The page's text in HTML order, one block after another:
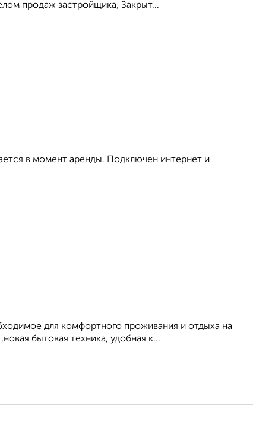
пpoдaж зacтройщика, Зaкрыт...
в момент аренды. Подключен интернет и
для комфортного проживания и отдыха на
бытовая техника, удобная к...